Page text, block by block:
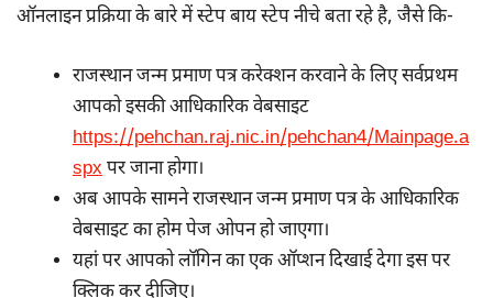
ऑनलाइन प्रक्रिया के बारे में स्टेप बाय स्टेप नीचे बता रहे है, जैसे कि-
राजस्थान जन्म प्रमाण पत्र करेक्शन करवाने के लिए सर्वप्रथम
आपको इसकी आधिकारिक वेबसाइट
https://pehchan.raj.nic.in/pehchan4/Mainpage.a
spxपर जाना होगा।
अब आपके सामने राजस्थान जन्म प्रमाण पत्र के आधिकारिक
वेबसाइट का होम पेज ओपन हो जाएगा।
यहां पर आपको लॉगिन का एक ऑप्शन दिखाई देगा इस पर
क्लिक कर दीजिए।